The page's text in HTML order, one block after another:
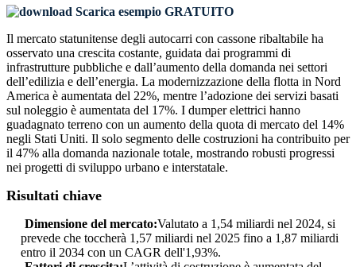
Scarica esempio GRATUITO
Il mercato statunitense degli autocarri con cassone ribaltabile ha
osservato una crescita costante, guidata dai programmi di
infrastrutture pubbliche e dall’aumento della domanda nei settori
dell’edilizia e dell’energia. La modernizzazione della flotta in Nord
America è aumentata del 22%, mentre l’adozione dei servizi basati
sul noleggio è aumentata del 17%. I dumper elettrici hanno
guadagnato terreno con un aumento della quota di mercato del 14%
negli Stati Uniti. Il solo segmento delle costruzioni ha contribuito per
il 47% alla domanda nazionale totale, mostrando robusti progressi
nei progetti di sviluppo urbano e interstatale.
Risultati chiave
Dimensione del mercato:Valutato a 1,54 miliardi nel 2024, si
prevede che toccherà 1,57 miliardi nel 2025 fino a 1,87 miliardi
entro il 2034 con un CAGR dell'1,93%.